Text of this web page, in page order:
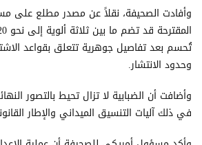
وأفادت الصحيفة، نقلاً عن مصدر مطلع على
تُحسم بعد تفاصيل جوهرية تتعلق بقواعد
وحدود الانتشار.
وأضافت أن الضبابية لا تزال تحيط بالتصور
في ذلك آليات التنسيق الميداني والإطار